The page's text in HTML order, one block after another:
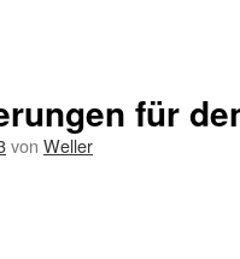
für
von Weller